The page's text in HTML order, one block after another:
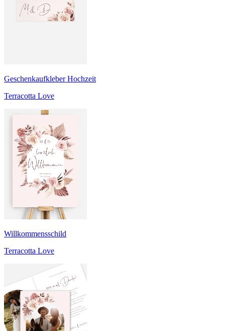
Geschenkaufkleber Hochzeit
Terracotta Love
Willkommensschild
Terracotta Love